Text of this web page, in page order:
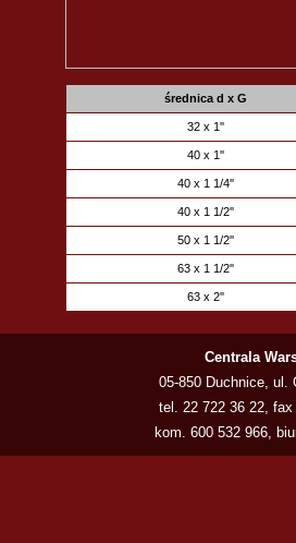
średnica d x G
32 x 1''
40 x 1''
40 x 1 1/4''
40 x 1 1/2''
50 x 1 1/2''
63 x 1 1/2''
63 x 2''
Centrala
05-850 Duchnice, ul.
tel. 22 722 36 22, fax
kom.600 532 966,